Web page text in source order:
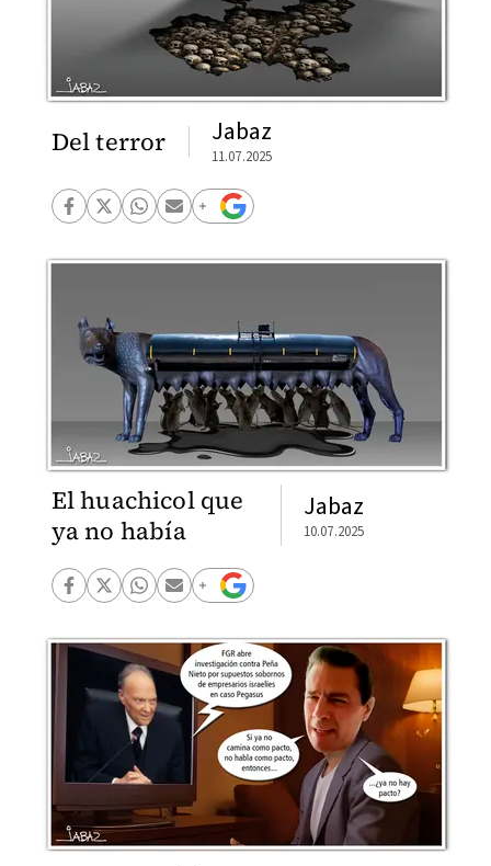
Del terror Jabaz
11.07.2025
El huachicol que
ya no había
Jabaz
10.07.2025